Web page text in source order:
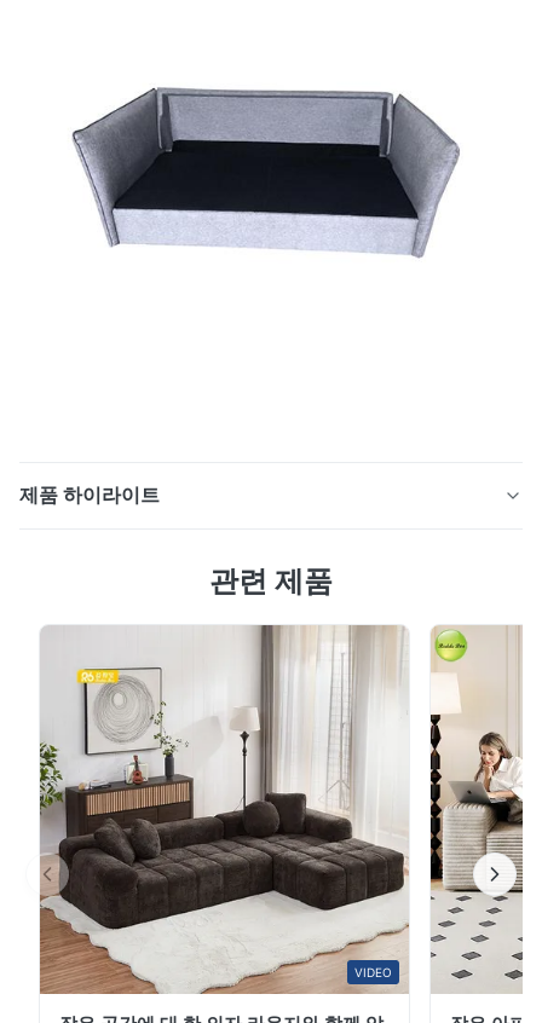
제품 하이라이트
의성을 위해 이상적인 선택 1. 장기 사용용 내구성 있는 재
고 있다. 이 가재 는 고도로 착용 저항성 있는 폴리에스테
르 혼합물 으로 만들어져 있으며, 그 혼합물 은 방울 과 얼
룩 에 매우 저항 한다.일상적 인 얼룩 은 습 한 천 으로 쉽게
씻을 수 있다, 그리고 그것은 오래 사용 하 여도 사라지지
않거나 변형 되지 않습니다. 소파 프레임은 습도에 저항 하
기 위해 처리 된 강화 된 나무 입자 보드를 채택, 쉽게 풀...
관련 제품
VIDEO